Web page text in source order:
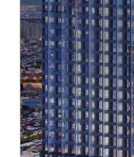
현장 경상
시행 아시